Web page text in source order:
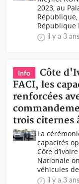
2023, au
République,
République
il y a 3 ans
Info
Côte
FACI, les
renforcées
trois citernes
La
capacités
Côte
Nationale
véhicules
il y a 3 ans